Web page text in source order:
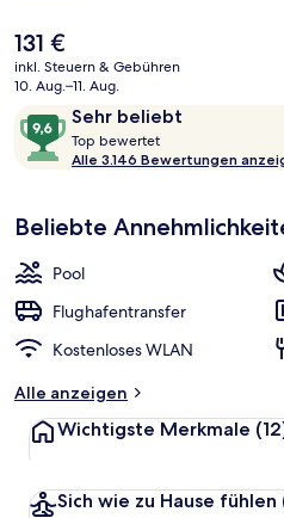
Der
aktuelle
Preis
131 €.
131 €
inkl. Steuern & Gebühren
10. Aug.–11. Aug.
Bewertungen
Sehr beliebt
9,6
von
10,
beliebt
Top bewertet
o
b
r
e
Alle 3.146 Bewertungen
Beliebte
Pool
Flughafentransfer
Kostenloses WLAN
Alle anzeigen
Wichtigste Merkmale
Sich wie zu Hause fühlen